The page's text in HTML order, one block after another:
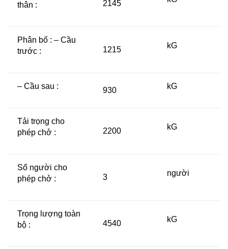
thân : 2145
Phân bố : – Cầu
trước :
1215 kG
– Cầu sau : 930 kG
Tải trọng cho
phép chở :
2200 kG
Số người cho
phép chở :
3 người
Trọng lượng toàn
bộ :
4540 kG